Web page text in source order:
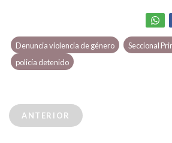
Denuncia violencia de género
Seccional
policía detenido
ANTERIOR